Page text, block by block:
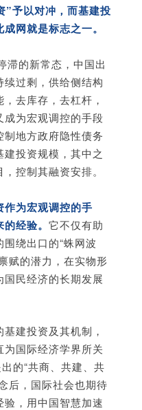
”予以对冲，而基建投
网就是标志之一。
滞的新常态，中国出
过剩，供给侧结构
去库存，去杠杆，
成为宏观调控的手段
地方政府隐性债务
投资规模，其中之
控制其融资安排。
为宏观调控的手
的经验。它不仅有助
绕出口的“蛛网波
赋的潜力，在实物形
民经济的长期发展
建投资及其机制，
国际经济学界所关
的“共商、共建、共
后，国际社会也期待
，用中国智慧加速